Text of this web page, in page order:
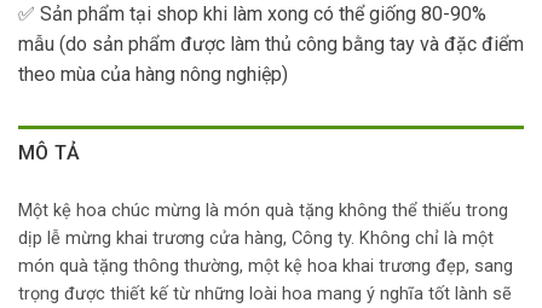
✅ Sản phẩm tại shop khi làm xong có thể giống 80-90%
mẫu (do sản phẩm được làm thủ công bằng tay và đặc điểm
theo mùa của hàng nông nghiệp)
MÔ TẢ
Một kệ hoa chúc mừng là món quà tặng không thể thiếu trong
dịp lễ mừng khai trương cửa hàng, Công ty. Không chỉ là một
món quà tặng thông thường, một kệ hoa khai trương đẹp, sang
trọng được thiết kế từ những loài hoa mang ý nghĩa tốt lành sẽ